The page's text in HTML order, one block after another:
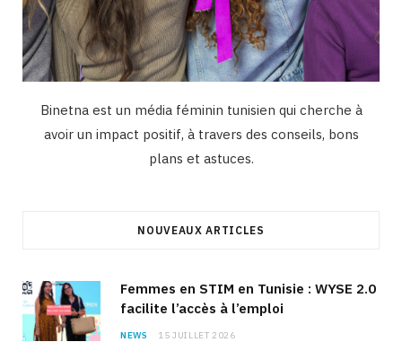
Binetna est un média féminin tunisien qui cherche à
avoir un impact positif, à travers des conseils, bons
plans et astuces.
NOUVEAUX ARTICLES
Femmes en STIM en Tunisie : WYSE 2.0
facilite l’accès à l’emploi
NEWS 15 JUILLET 2026